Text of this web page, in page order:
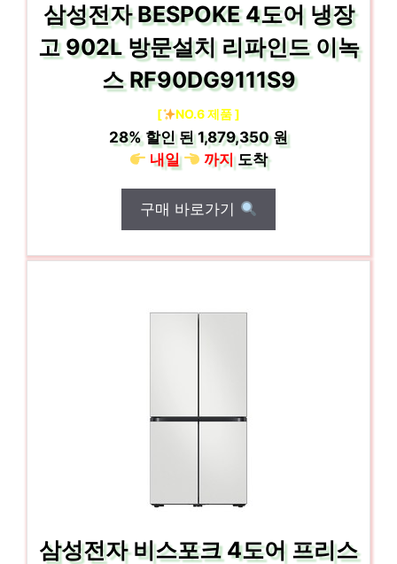
삼성전자 BESPOKE 4도어 냉장
고 902L 방문설치 리파인드 이녹
스 RF90DG9111S9
[ NO.6 제품 ]
28%할인 된1,879,350 원
내일
까지도착
구매 바로가기
삼성전자 비스포크 4도어 프리스